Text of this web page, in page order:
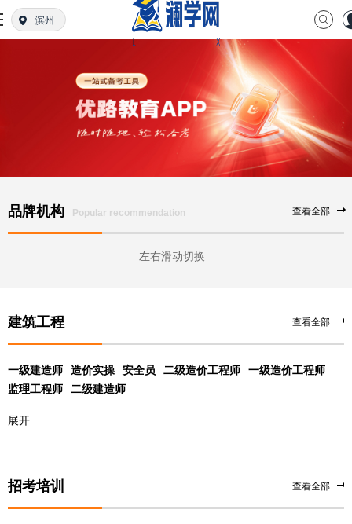
滨州
品牌机构 Popular recommendation 查看全部
左右滑动切换
建筑工程 查看全部
一级建造师 造价实操 安全员 二级造价工程师
一级造价工程师
监理工程师
二级建造师
展开
招考培训 查看全部